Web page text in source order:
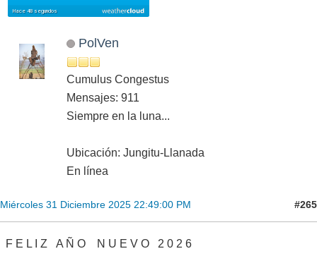
PolVen
Cumulus Congestus
Mensajes: 911
Siempre en la luna...
Ubicación: Jungitu-Llanada
En línea
Miércoles 31 Diciembre 2025 22:49:00 PM #265
F E L I Z A Ñ O N U E V O 2 0 2 6